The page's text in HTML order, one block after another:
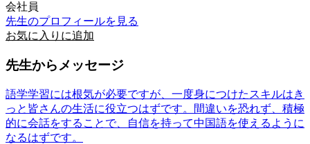
会社員
先生のプロフィールを見る
お気に入りに追加
先生からメッセージ
語学学習には根気が必要ですが、一度身につけたスキルはき
っと皆さんの生活に役立つはずです。間違いを恐れず、積極
的に会話をすることで、自信を持って中国語を使えるように
なるはずです。